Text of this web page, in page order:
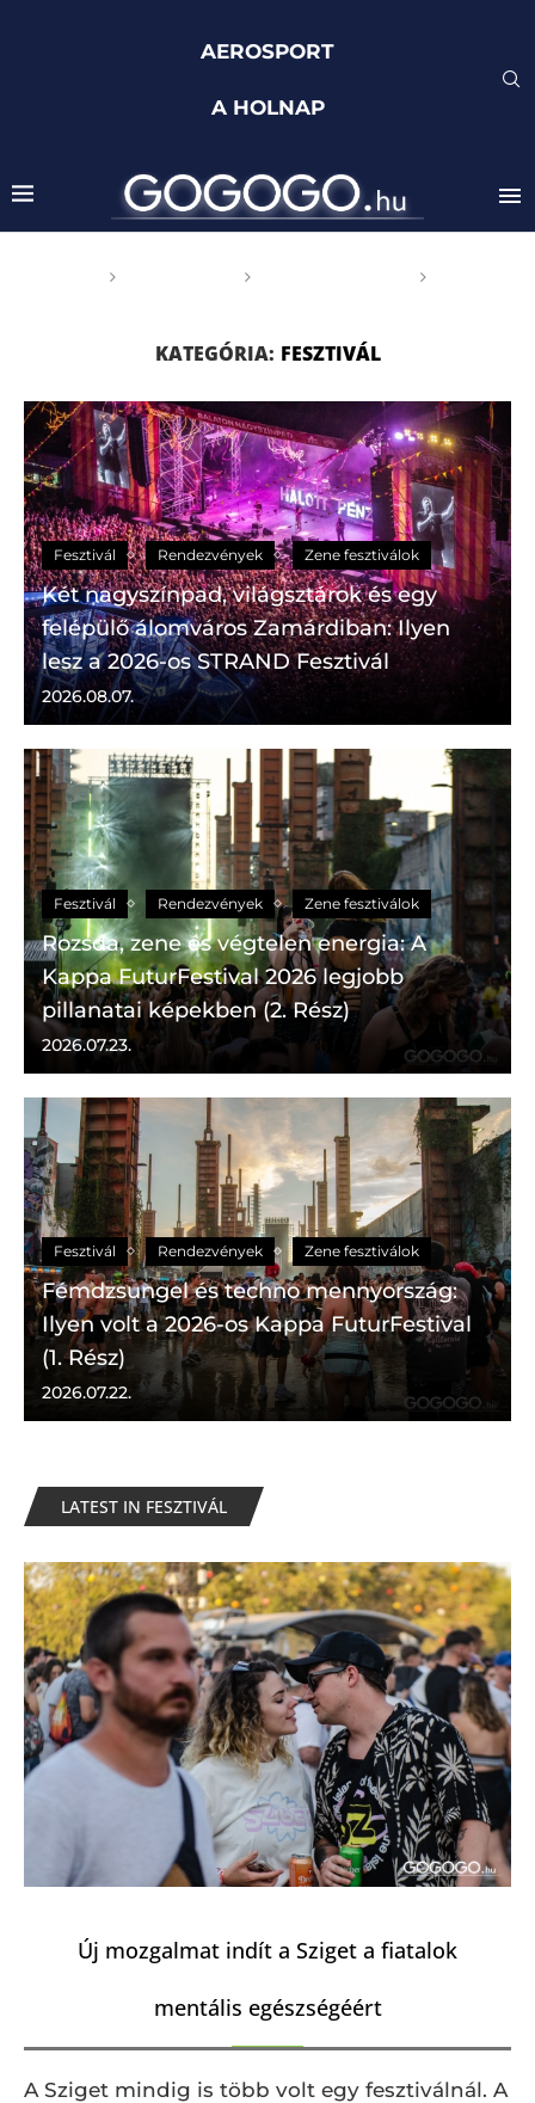
AEROSPORT
A HOLNAP
KATEGÓRIA: FESZTIVÁL
Fesztivál Rendezvények Zene fesztiválok
Két nagyszínpad, világsztárok és egy
felépülő álomváros Zamárdiban: Ilyen
lesz a 2026-os STRAND Fesztivál
2026.08.07.
Fesztivál Rendezvények Zene fesztiválok
Rozsda, zene és végtelen energia: A
Kappa FuturFestival 2026 legjobb
pillanatai képekben (2. Rész)
2026.07.23.
Fesztivál Rendezvények Zene fesztiválok
Fémdzsungel és techno mennyország:
Ilyen volt a 2026-os Kappa FuturFestival
(1. Rész)
2026.07.22.
LATEST IN FESZTIVÁL
Új mozgalmat indít a Sziget a fiatalok
mentális egészségéért
A Sziget mindig is több volt egy fesztiválnál. A